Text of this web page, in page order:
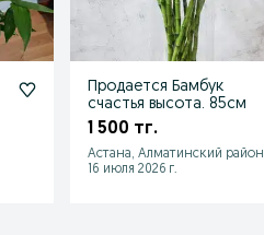
Продается Бамбук
счастья высота. 85см
1 500 тг.
Астана, Алматинский район
16 июля 2026 г.